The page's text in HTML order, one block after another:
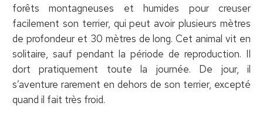
forêts montagneuses et humides pour creuser
facilement son terrier, qui peut avoir plusieurs mètres
de profondeur et 30 mètres de long. Cet animal vit en
solitaire, sauf pendant la période de reproduction. Il
dort pratiquement toute la journée. De jour, il
s’aventure rarement en dehors de son terrier, excepté
quand il fait très froid.